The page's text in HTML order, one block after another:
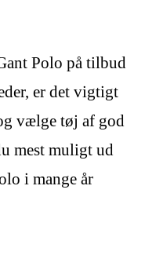
Polo på tilbud
er det vigtigt
vælge tøj af god
mest muligt ud
i mange år